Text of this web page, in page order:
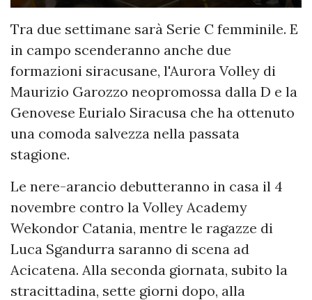
Tra due settimane sarà Serie C femminile. E
in campo scenderanno anche due
formazioni siracusane, l'Aurora Volley di
Maurizio Garozzo neopromossa dalla D e la
Genovese Eurialo Siracusa che ha ottenuto
una comoda salvezza nella passata
stagione.
Le nere-arancio debutteranno in casa il 4
novembre contro la Volley Academy
Wekondor Catania, mentre le ragazze di
Luca Sgandurra saranno di scena ad
Acicatena. Alla seconda giornata, subito la
stracittadina, sette giorni dopo, alla